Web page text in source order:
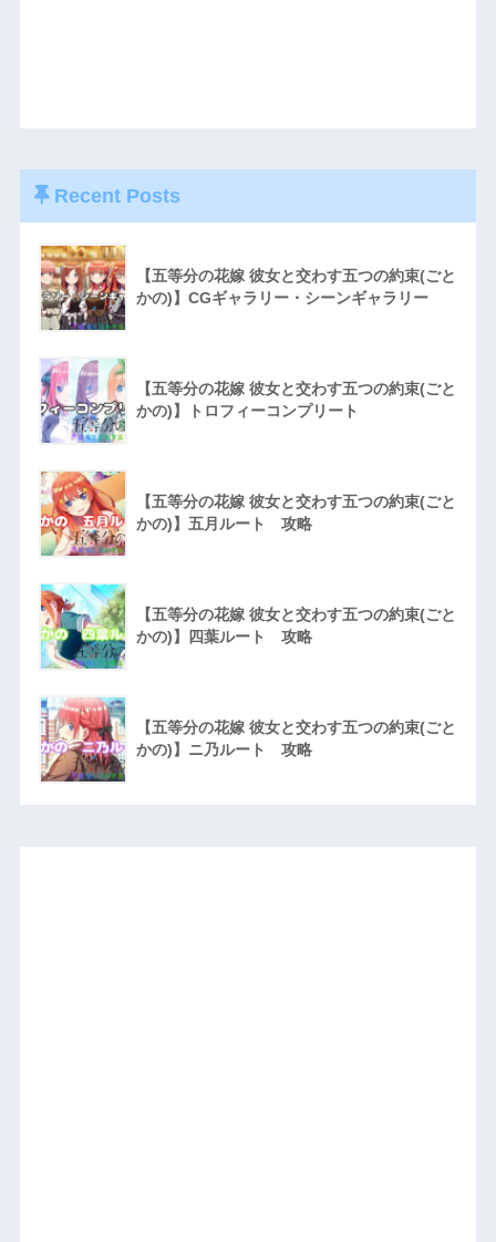
Recent Posts
【五等分の花嫁 彼女と交わす五つの約束(ごと
かの)】CGギャラリー・シーンギャラリー
【五等分の花嫁 彼女と交わす五つの約束(ごと
かの)】トロフィーコンプリート
【五等分の花嫁 彼女と交わす五つの約束(ごと
かの)】五月ルート 攻略
【五等分の花嫁 彼女と交わす五つの約束(ごと
かの)】四葉ルート 攻略
【五等分の花嫁 彼女と交わす五つの約束(ごと
かの)】ニ乃ルート 攻略